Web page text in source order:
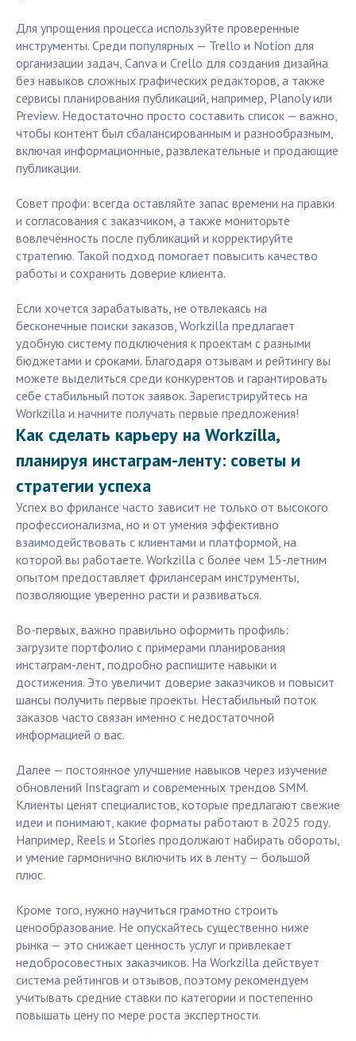
Для упрощения процесса используйте проверенные
инструменты. Среди популярных — Trello и Notion для
организации задач, Canva и Crello для создания дизайна
без навыков сложных графических редакторов, а также
сервисы планирования публикаций, например, Planoly или
Preview. Недостаточно просто составить список — важно,
чтобы контент был сбалансированным и разнообразным,
включая информационные, развлекательные и продающие
публикации.
Совет профи: всегда оставляйте запас времени на правки
и согласования с заказчиком, а также мониторьте
вовлечённость после публикаций и корректируйте
стратегию. Такой подход помогает повысить качество
работы и сохранить доверие клиента.
Если хочется зарабатывать, не отвлекаясь на
бесконечные поиски заказов, Workzilla предлагает
удобную систему подключения к проектам с разными
бюджетами и сроками. Благодаря отзывам и рейтингу вы
можете выделиться среди конкурентов и гарантировать
себе стабильный поток заявок. Зарегистрируйтесь на
Workzilla и начните получать первые предложения!
Как сделать карьеру на Workzilla,
планируя инстаграм-ленту: советы и
стратегии успеха
Успех во фрилансе часто зависит не только от высокого
профессионализма, но и от умения эффективно
взаимодействовать с клиентами и платформой, на
которой вы работаете. Workzilla с более чем 15-летним
опытом предоставляет фрилансерам инструменты,
позволяющие уверенно расти и развиваться.
Во-первых, важно правильно оформить профиль:
загрузите портфолио с примерами планирования
инстаграм-лент, подробно распишите навыки и
достижения. Это увеличит доверие заказчиков и повысит
шансы получить первые проекты. Нестабильный поток
заказов часто связан именно с недостаточной
информацией о вас.
Далее — постоянное улучшение навыков через изучение
обновлений Instagram и современных трендов SMM.
Клиенты ценят специалистов, которые предлагают свежие
идеи и понимают, какие форматы работают в 2025 году.
Например, Reels и Stories продолжают набирать обороты,
и умение гармонично включить их в ленту — большой
плюс.
Кроме того, нужно научиться грамотно строить
ценообразование. Не опускайтесь существенно ниже
рынка — это снижает ценность услуг и привлекает
недобросовестных заказчиков. На Workzilla действует
система рейтингов и отзывов, поэтому рекомендуем
учитывать средние ставки по категории и постепенно
повышать цену по мере роста экспертности.